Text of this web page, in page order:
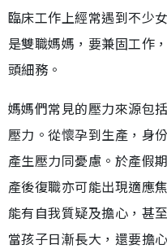
臨床工作上經常遇到不少
是雙職媽媽，要兼固工作
頭細務。
媽媽們常見的壓力來源包
壓力。從懷孕到生產，身
產生壓力同憂慮。於產假
產後復職亦可能出現適應
能有自我質疑及擔心，甚
當孩子日漸長大，還要擔